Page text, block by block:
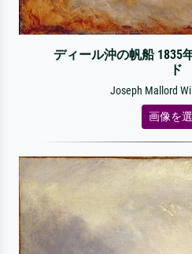
ディール沖の帆船 1835
ド
Joseph Mallord
画像を